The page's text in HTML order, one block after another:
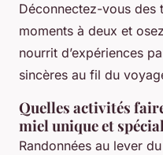
Déconnectez-vous des
moments à deux et
nourrit d’expériences
sincères au fil du
Quelles activités
miel unique et
Randonnées au lever